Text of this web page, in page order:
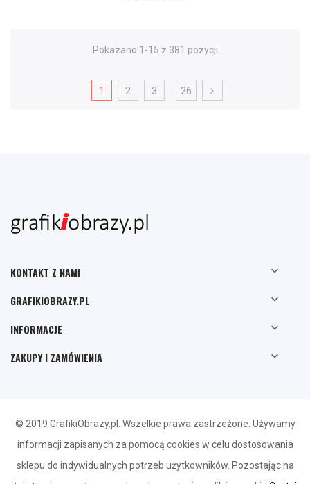
Pokazano 1-15 z 381 pozycji
1 2 3 26
KONTAKT Z NAMI 
GRAFIKIOBRAZY.PL 
INFORMACJE 
ZAKUPY I ZAMÓWIENIA 
© 2019 GrafikiObrazy.pl. Wszelkie prawa zastrzeżone. Używamy
informacji zapisanych za pomocą cookies w celu dostosowania
sklepu do indywidualnych potrzeb użytkowników. Pozostając na